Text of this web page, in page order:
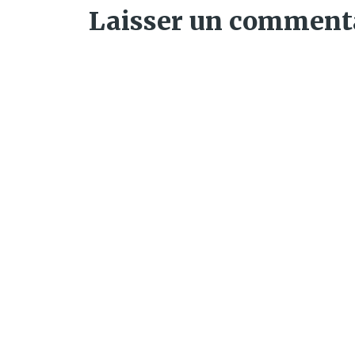
Laisser un